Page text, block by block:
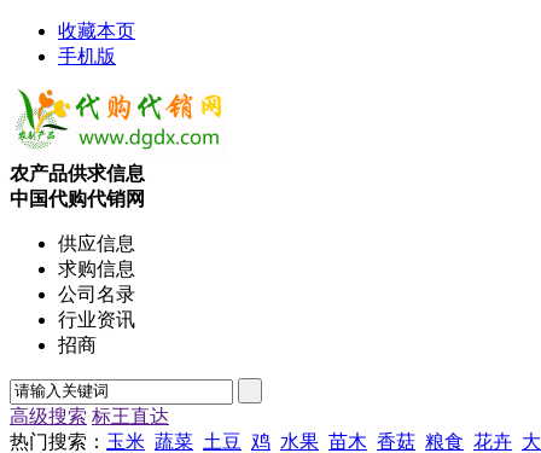
收藏本页
手机版
农产品供求信息
中国代购代销网
供应信息
求购信息
公司名录
行业资讯
招商
高级搜索 标王直达
热门搜索： 玉米 蔬菜 土豆 鸡 水果 苗木 香菇 粮食 花卉